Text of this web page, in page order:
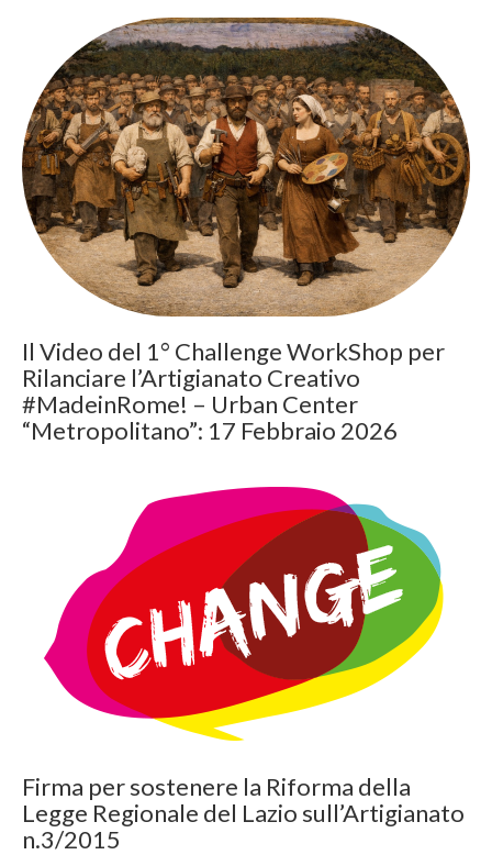
Il Video del 1° Challenge WorkShop per
Rilanciare l’Artigianato Creativo
#MadeinRome! – Urban Center
“Metropolitano”: 17 Febbraio 2026
Firma per sostenere la Riforma della
Legge Regionale del Lazio sull’Artigianato
n.3/2015